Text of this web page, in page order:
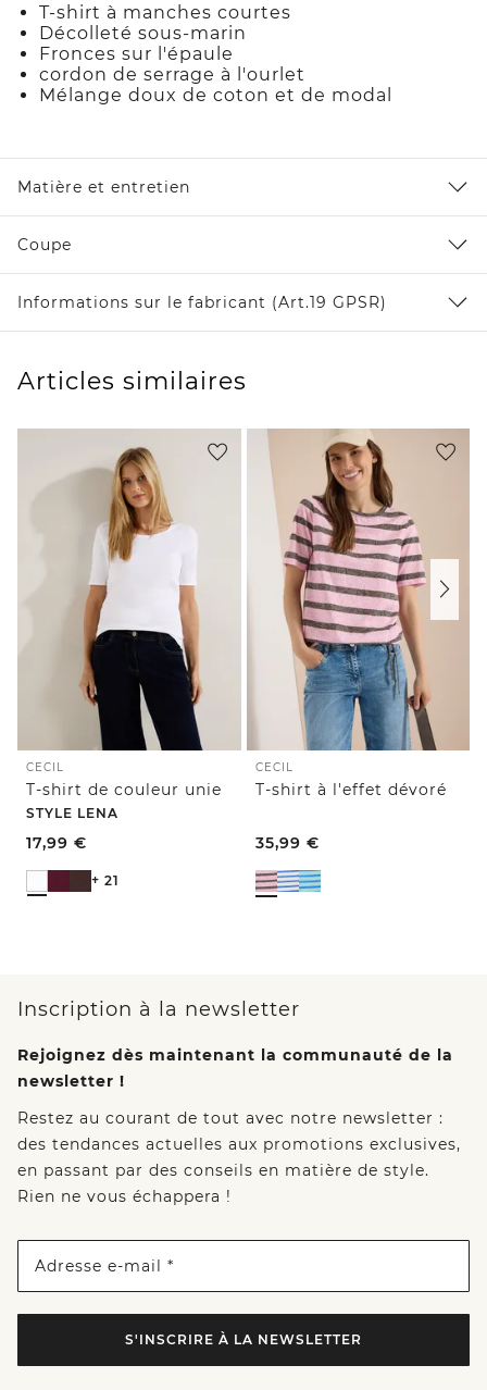
T-shirt à manches courtes
Décolleté sous-marin
Fronces sur l'épaule
cordon de serrage à l'ourlet
Mélange doux de coton et de modal
Matière et entretien
Coupe
Informations sur le fabricant (Art.19 GPSR)
Articles similaires
CECIL
T-shirt de couleur unie
STYLE LENA
17,99 €
+ 21
CECIL
T-shirt à l'effet dévoré
35,99 €
Inscription à la newsletter
Rejoignez dès maintenant la communauté de la
newsletter !
Restez au courant de tout avec notre newsletter :
des tendances actuelles aux promotions exclusives,
en passant par des conseils en matière de style.
Rien ne vous échappera !
Adresse e-mail *
S'INSCRIRE À LA NEWSLETTER